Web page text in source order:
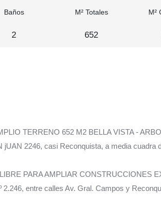
Baños
2
M² Totales
652
M²
TERRENO 652 M2 BELLA VISTA -
2246, casi Reconquista, a media cuadra
PARA AMPLIAR CONSTRUCCIONES
entre calles Av. Gral. Campos y